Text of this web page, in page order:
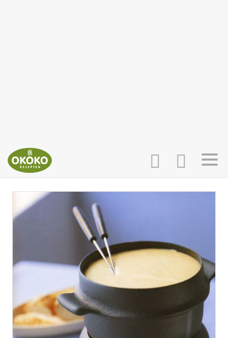
AANMELDEN
HOME
RECEPTEN
WEEKMENU'S
KOOKBOEKEN